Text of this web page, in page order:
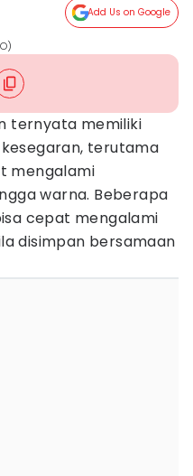
Add Us on Google
ternyata memiliki
terutama
mengalami
warna. Beberapa
cepat mengalami
disimpan bersamaan